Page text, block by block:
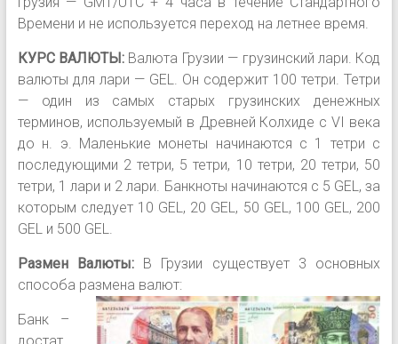
Времени и не используется переход на летнее время.
КУРС ВАЛЮТЫ: Валюта Грузии — грузинский лари. Код
валюты для лари — GEL. Он содержит 100 тетри. Тетри
— один из самых старых грузинских денежных
терминов, используемый в Древней Колхиде с VI века
до н. э. Маленькие монеты начинаются с 1 тетри с
последующими 2 тетри, 5 тетри, 10 тетри, 20 тетри, 50
тетри, 1 лари и 2 лари. Банкноты начинаются с 5 GEL, за
которым следует 10 GEL, 20 GEL, 50 GEL, 100 GEL, 200
GEL и 500 GEL.
Размен Валюты: В Грузии существует 3 основных
способа размена валют:
Банк –